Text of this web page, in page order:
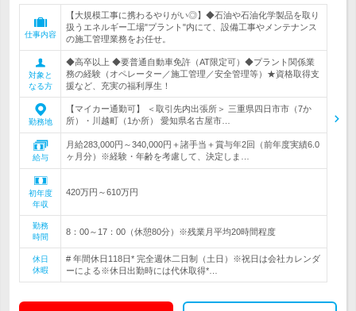
仕事内容
【大規模工事に携わるやりがい◎】◆石油や石油化学製品を取り
扱うエネルギー工場"プラント"内にて、設備工事やメンテナンス
の施工管理業務をお任せ。
対象と
なる方
◆高卒以上 ◆要普通自動車免許（AT限定可）◆プラント関係業
務の経験（オペレーター／施工管理／安全管理等）★資格取得支
援など、充実の福利厚生！
勤務地
【マイカー通勤可】 ＜取引先内出張所＞ 三重県四日市市（7か
所）・川越町（1か所） 愛知県名古屋市…
給与
月給283,000円～340,000円＋諸手当＋賞与年2回（前年度実績6.0
ヶ月分）※経験・年齢を考慮して、決定しま…
初年度
年収
420万円～610万円
勤務
時間
8：00～17：00（休憩80分）※残業月平均20時間程度
休日
休暇
# 年間休日118日* 完全週休二日制（土日）※祝日は会社カレンダ
ーによる※休日出勤時には代休取得*…